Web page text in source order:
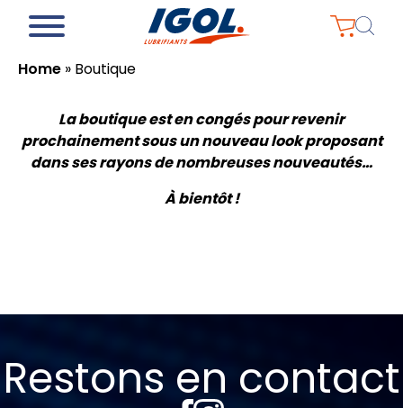
Home » Boutique
La boutique est en congés pour revenir
prochainement sous un nouveau look proposant
dans ses rayons de nombreuses nouveautés…
À bientôt !
Restons en contact